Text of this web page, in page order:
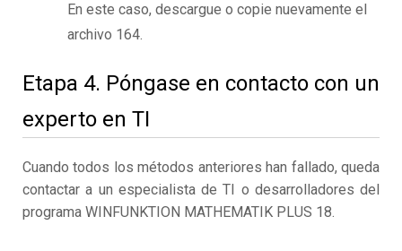
En este caso, descargue o copie nuevamente el
archivo 164.
Etapa 4. Póngase en contacto con un
experto en TI
Cuando todos los métodos anteriores han fallado, queda
contactar a un especialista de TI o desarrolladores del
programa WINFUNKTION MATHEMATIK PLUS 18.